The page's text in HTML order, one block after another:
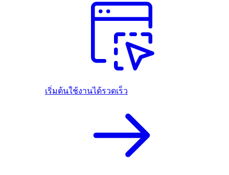
เริ่มต้นใช้งานได้รวดเร็ว